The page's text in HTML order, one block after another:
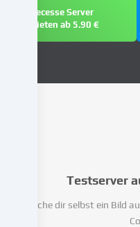
Necesse Server
mieten ab 5.90 €
Testserver
Mache dir selbst ein Bild
unserer
Website